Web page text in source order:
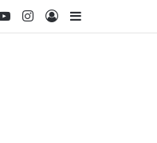
YouTubeInstagram
Log InSidebar